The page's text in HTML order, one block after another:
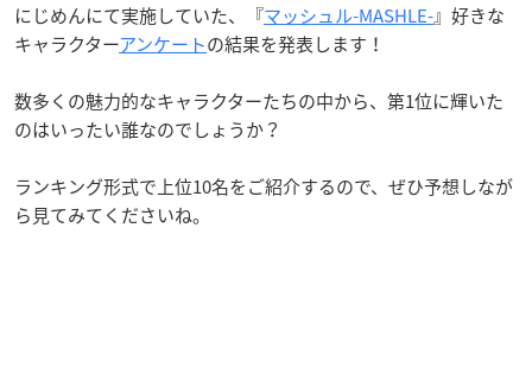
にじめんにて実施していた、『マッシュル-MASHLE-』好きな
キャラクターアンケートの結果を発表します！
数多くの魅力的なキャラクターたちの中から、第1位に輝いた
のはいったい誰なのでしょうか？
ランキング形式で上位10名をご紹介するので、ぜひ予想しなが
ら見てみてくださいね。